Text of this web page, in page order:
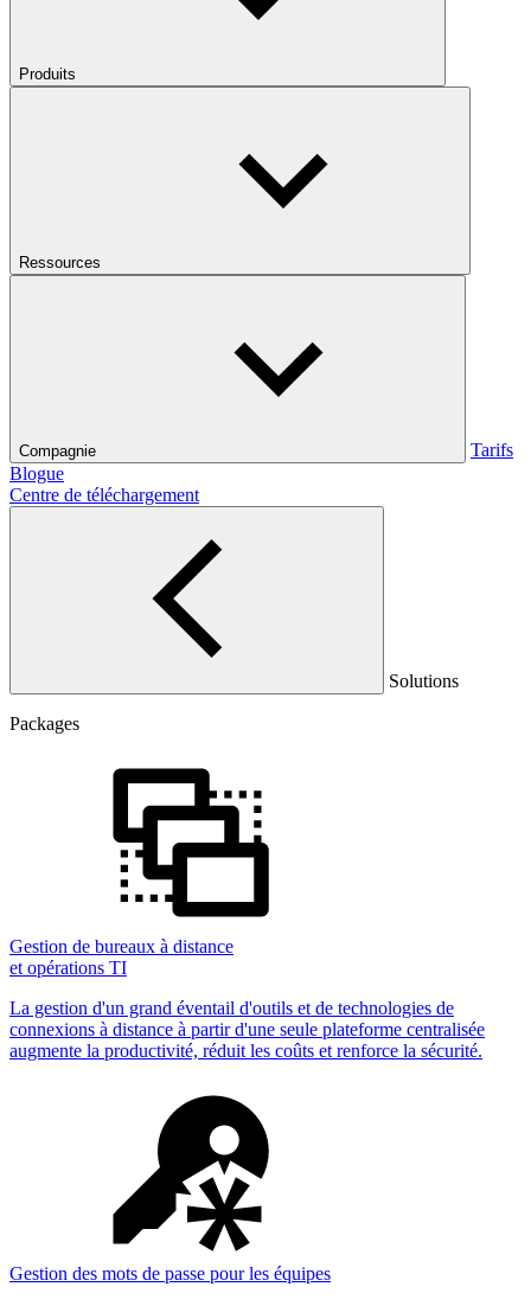
Produits
Ressources
Compagnie
Tarifs
Blogue
Centre de téléchargement
Solutions
Packages
Gestion de bureaux à distance
et opérations TI
La gestion d'un grand éventail d'outils et de technologies de
connexions à distance à partir d'une seule plateforme centralisée
augmente la productivité, réduit les coûts et renforce la sécurité.
Gestion des mots de passe pour les équipes